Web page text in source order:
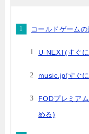
コールドゲーム
U-NEXT(すぐ
music.jp(すぐ
FODプレミア
める)